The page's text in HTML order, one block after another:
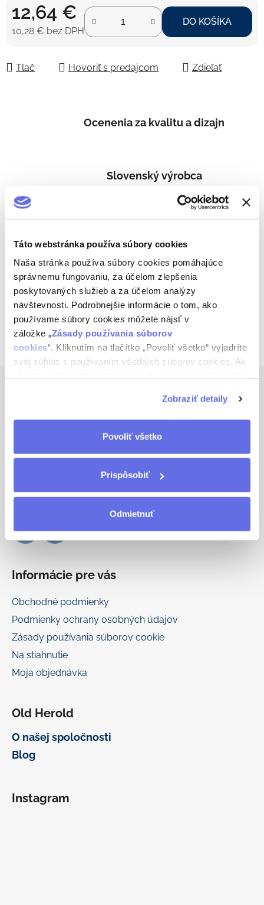
Táto webstránka používa súbory cookies
Naša stránka používa súbory cookies pomáhajúce
správnemu fungovaniu, za účelom zlepšenia
poskytovaných služieb a za účelom analýzy
návštevnosti. Podrobnejšie informácie o tom, ako
používame súbory cookies môžete nájsť v
záložke „Zásady používania súborov
cookies“. Kliknutím na tlačítko „Povoliť všetko“ vyjadríte
svoj súhlas s používaním všetkých súborov cookies. Ak
Zobraziť detaily
Povoliť všetko
Prispôsobiť
Odmietnuť
12,64 €
10,28 € bez DPH
DO KOŠÍKA
Tlač Hovoriť s predajcom Zdieľať
Ocenenia za kvalitu a dizajn
Slovenský výrobca
Tradičný alkohol
Popis
eshop@oldherold.sk
Informácie pre vás
Obchodné podmienky
Podmienky ochrany osobných údajov
Zásady používania súborov cookie
Na stiahnutie
Moja objednávka
Old Herold
O našej spoločnosti
Blog
Instagram